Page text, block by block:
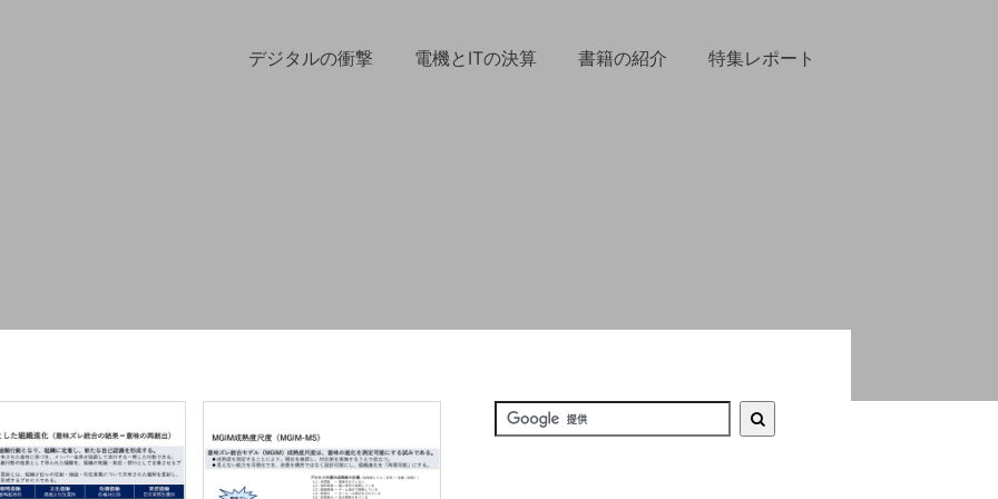
デジタルの衝撃 電機とITの決算 書籍の紹介 特集レポート